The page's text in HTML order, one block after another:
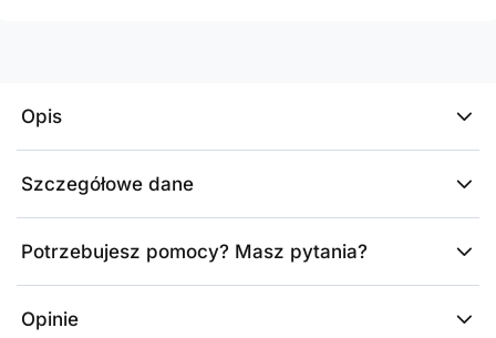
Opis
Szczegółowe dane
Potrzebujesz pomocy? Masz pytania?
Opinie